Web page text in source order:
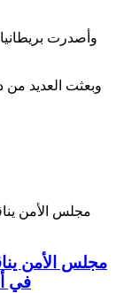
وأصدرت
وبعثت العديد من
مجلس الأمن
في